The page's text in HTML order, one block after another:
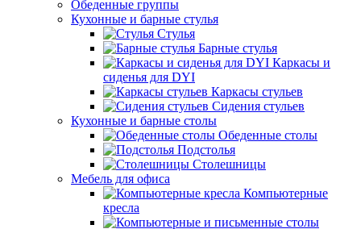
Обеденные группы
Кухонные и барные стулья
Стулья
Барные стулья
Каркасы и
сиденья для DYI
Каркасы стульев
Сидения стульев
Кухонные и барные столы
Обеденные столы
Подстолья
Столешницы
Мебель для офиса
Компьютерные
кресла